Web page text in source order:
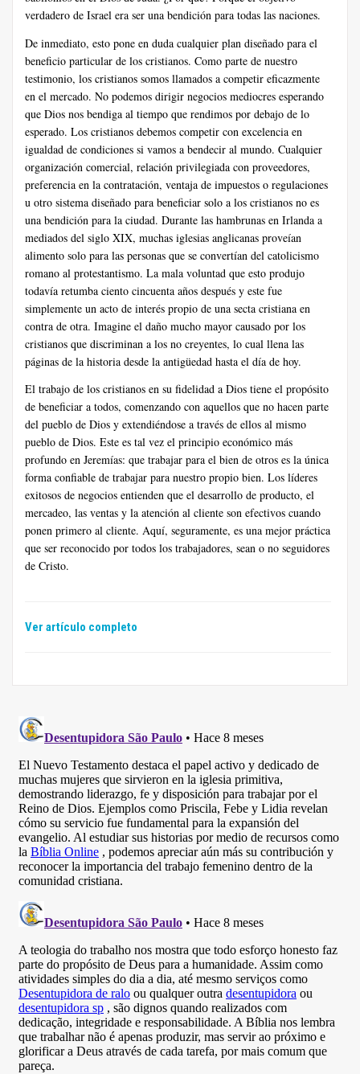
verdadero de Israel era ser una bendición para todas las naciones.
De inmediato, esto pone en duda cualquier plan diseñado para el
beneficio particular de los cristianos. Como parte de nuestro
testimonio, los cristianos somos llamados a competir eficazmente
en el mercado. No podemos dirigir negocios mediocres esperando
que Dios nos bendiga al tiempo que rendimos por debajo de lo
esperado. Los cristianos debemos competir con excelencia en
igualdad de condiciones si vamos a bendecir al mundo. Cualquier
organización comercial, relación privilegiada con proveedores,
preferencia en la contratación, ventaja de impuestos o regulaciones
u otro sistema diseñado para beneficiar solo a los cristianos no es
una bendición para la ciudad. Durante las hambrunas en Irlanda a
mediados del siglo XIX, muchas iglesias anglicanas proveían
alimento solo para las personas que se convertían del catolicismo
romano al protestantismo. La mala voluntad que esto produjo
todavía retumba ciento cincuenta años después y este fue
simplemente un acto de interés propio de una secta cristiana en
contra de otra. Imagine el daño mucho mayor causado por los
cristianos que discriminan a los no creyentes, lo cual llena las
páginas de la historia desde la antigüedad hasta el día de hoy.
El trabajo de los cristianos en su fidelidad a Dios tiene el propósito
de beneficiar a todos, comenzando con aquellos que no hacen parte
del pueblo de Dios y extendiéndose a través de ellos al mismo
pueblo de Dios. Este es tal vez el principio económico más
profundo en Jeremías: que trabajar para el bien de otros es la única
forma confiable de trabajar para nuestro propio bien. Los líderes
exitosos de negocios entienden que el desarrollo de producto, el
mercadeo, las ventas y la atención al cliente son efectivos cuando
ponen primero al cliente. Aquí, seguramente, es una mejor práctica
que ser reconocido por todos los trabajadores, sean o no seguidores
de Cristo.
Ver artículo completo